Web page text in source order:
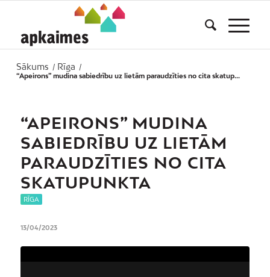
Sākums / Rīga
/
“Apeirons” mudina sabiedrību uz lietām paraudzīties no cita skatup...
“APEIRONS” MUDINA
SABIEDRĪBU UZ LIETĀM
PARAUDZĪTIES NO CITA
SKATUPUNKTA
RĪGA
13/04/2023